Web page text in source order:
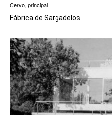
Cervo principal
Fábrica de Sargadelos